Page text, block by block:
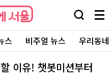
검
창
열
기
메
뉴
전
체
보
스 비주얼 뉴스 우리동
이유! 챗봇미션부터